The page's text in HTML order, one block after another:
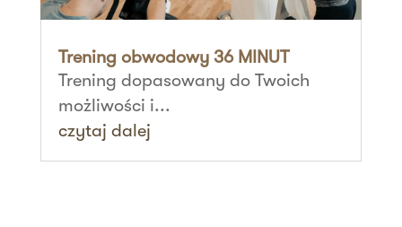
Trening obwodowy 36 MINUT
Trening dopasowany do Twoich
możliwości i...
czytaj dalej